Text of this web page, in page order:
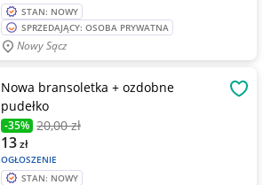
STAN: NOWY
SPRZEDAJĄCY: OSOBA PRYWATNA
Nowy Sącz
Nowa bransoletka + ozdobne
pudełko
-35% 20,00 zł
OGŁOSZENIE
13zł
STAN: NOWY